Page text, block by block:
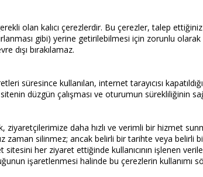
olan kalıcı çerezlerdir. Bu çerezler, talep
gibi) yerine getirilebilmesi için zorunlu olarak
dışı bırakılamaz.
süresince kullanılan, internet tarayıcısı
düzgün çalışması ve oturumun sürekliliğinin
daha hızlı ve verimli bir hizmet
zaman silinmez; ancak belirli bir tarihte veya
sitesini her ziyaret ettiğinde kullanıcının işlenen
işaretlenmesi halinde bu çerezlerin kullanımı